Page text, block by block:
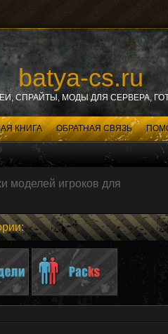
batya-cs.ru
СПРАЙТЫ, МОДЫ ДЛЯ СЕРВЕРА,
КНИГА ОБРАТНАЯ СВЯЗЬ
моделей игроков для